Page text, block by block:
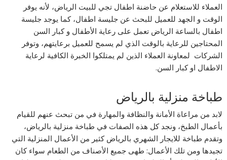
العملاء للاستعلام عن حاضنة اطفال تجي للبيت الرياض، لأنه يوفر
الوقت و الجهد للعميل للبحث عن جليسة اطفال، كما يوجد جليسة
اطفال بالساعة الرياض تعمل على رعاية الأطفال و كبار السن
المحتاجين للرعاية بالوقت الذي لم يسمح للعميل برعايتهم، وتوفر
الشركات لمعاونة العملاء الذين لم يمتلكوا الخبرة الكافية لرعاية
الاطفال او كبار السن.
طباخة منزلية بالرياض
لابد من مراعاة الأمانة والنظافة والمهارة في من تبحث عنهم للقيام
بأعمال الطبخ، ونجد كل هذه الصفات في طباخة منزلية بالرياض،
وتقدم طباخة للايجار الشهري بالرياض كثير من الأعمال المنزلية التي
تجيدها ومن تلك الأعمال: طهى جميع الأصناف من الطعام سواء كان